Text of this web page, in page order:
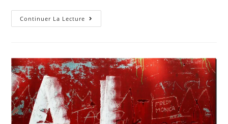
Continuer La Lecture Revue
De
Autonome:
Les
Français
Autorisés
À
Conduire
Sans
Les
Mains